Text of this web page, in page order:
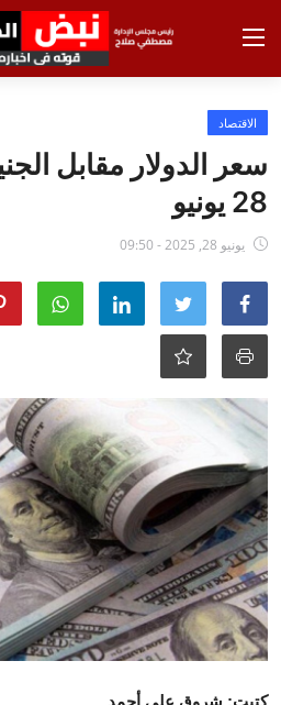
تسجيل الدخول
الرئيسية
الاخبار
الاقتصاد
الحوادث
التعليم
الطب والعلوم
الفن والثقافة
تكنولوجيا وإتصالات
الرياضة
المحافظات
المجتمع والمنوعات
الاقتصاد
سعر الدولار مقابل
28 يونيو
يونيو 28, 2025 - 09:50
كتبت: شروق علي أحمد